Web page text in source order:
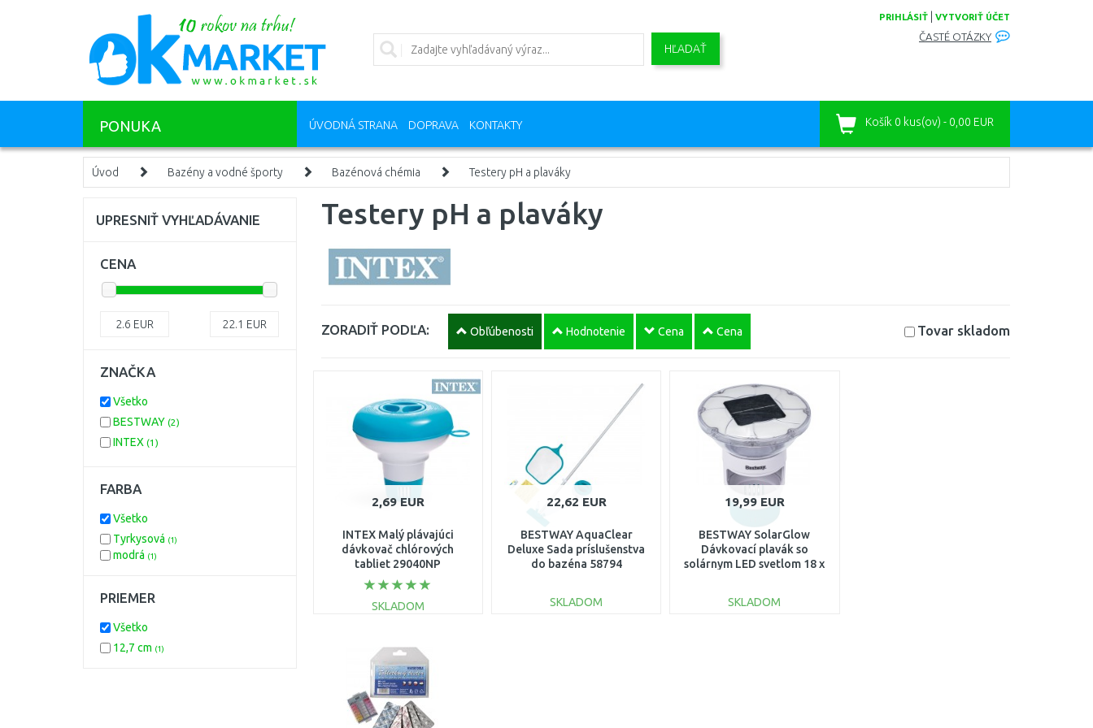
PRIHLÁSIŤ VYTVORIŤ ÚČET
ČASTÉ OTÁZKY
HĽADAŤ
PONUKA ÚVODNÁ STRANA DOPRAVA KONTAKTY Košík 0 kus(ov) - 0,00 EUR
Úvod Bazény a vodné športy Bazénová chémia Testery pH a plaváky
Testery pH a plaváky
ZORADIŤ PODĽA: Obľúbenosti Hodnotenie Cena Cena Tovar skladom
2,69 EUR
INTEX Malý plávajúci
dávkovač chlórových
tabliet 29040NP
SKLADOM
Porovnať
22,62 EUR
BESTWAY AquaClear
Deluxe Sada príslušenstva
do bazéna 58794
SKLADOM
19,99 EUR
BESTWAY SolarGlow
Dávkovací plavák so
solárnym LED svetlom 18 x
SKLADOM
UPRESNIŤ VYHĽADÁVANIE
CENA
2.6 EUR 22.1 EUR
ZNAČKA
Všetko
BESTWAY (2)
INTEX (1)
FARBA
Všetko
Tyrkysová (1)
modrá (1)
PRIEMER
Všetko
12,7 cm (1)